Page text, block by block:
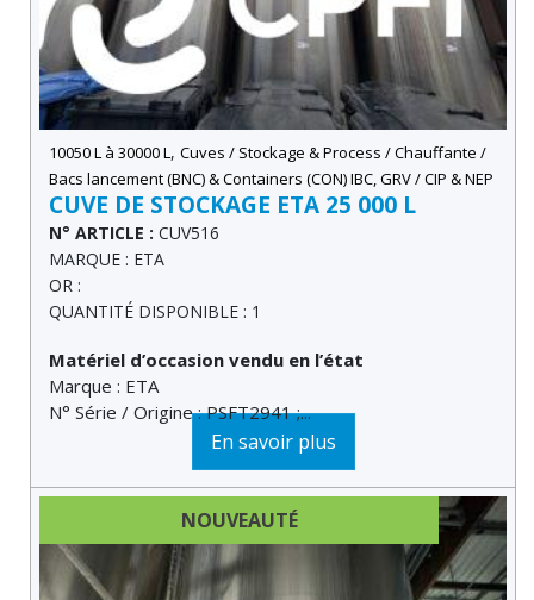
10050 L à 30000 L , Cuves / Stockage & Process / Chauffante /
Bacs lancement (BNC) & Containers (CON) IBC, GRV / CIP & NEP
CUVE DE STOCKAGE ETA 25 000 L
N° ARTICLE : CUV516
MARQUE : ETA
OR :
QUANTITÉ DISPONIBLE : 1
En savoir plus
Matériel d’occasion vendu en l’état
Marque : ETA
N° Série / Origine : PSFT2941 ;...
NOUVEAUTÉ
DERNIÈRE MINUTE